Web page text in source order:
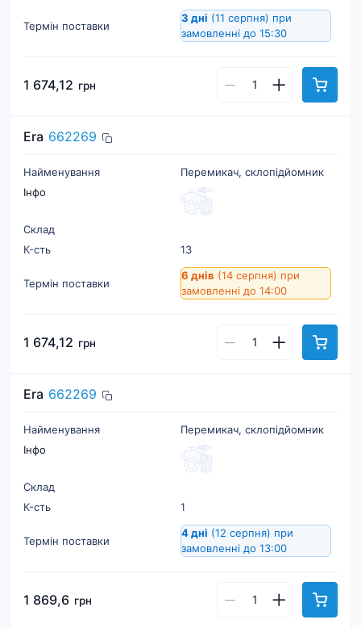
Термін поставки
3 дні (11 серпня) при
замовленні до 15:30
1 674,12 грн
Era 662269
Найменування
Перемикач, склопідйомник
Інфо
Склад
К-cть
13
Термін поставки
6 днів (14 серпня) при
замовленні до 14:00
1 674,12 грн
Era 662269
Найменування
Перемикач, склопідйомник
Інфо
Склад
К-cть
1
Термін поставки
4 дні (12 серпня) при
замовленні до 13:00
1 869,6 грн